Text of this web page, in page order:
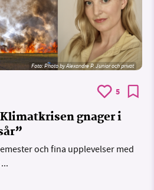
Foto:Photo by Alexandre P. Junior och privat
5
gnager i
och fina upplevelser med